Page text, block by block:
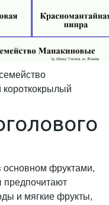
основном фруктами,
предпочитают
и мягкие фрукты,